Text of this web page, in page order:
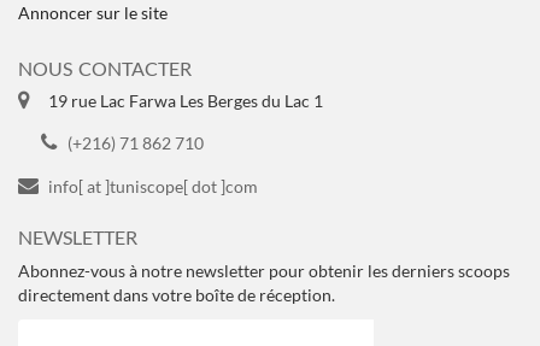
Annoncer sur le site
NOUS CONTACTER
19 rue Lac Farwa Les Berges du Lac 1
(+216) 71 862 710
info[ at ]tuniscope[ dot ]com
NEWSLETTER
Abonnez-vous à notre newsletter pour obtenir les derniers scoops
directement dans votre boîte de réception.